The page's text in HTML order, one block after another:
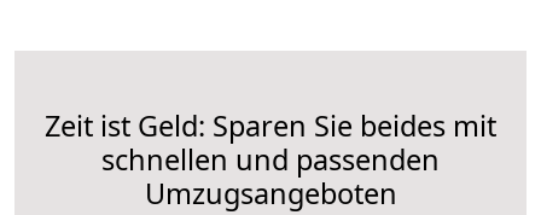
Zeit ist Geld: Sparen Sie beides mit
schnellen und passenden
Umzugsangeboten